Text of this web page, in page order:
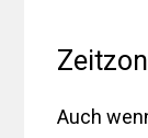
Auch